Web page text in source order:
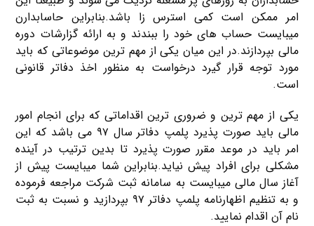
امر ممکن است کمی استرس زا باشد.بنابراین حاسابدارن
میبایست حساب های خود را ببندند و به ارائه گزارشات دوره
مالی بپردازند.در این میان یکی از مهم ترین موضوعاتی که باید
مورد توجه قرار گیرد درخواست به منظور اخذ دفاتر قانونی
است.
یکی از مهم ترین و ضروری ترین اقداماتی که برای انجام امور
مالی باید صورت پذیرد پلمپ دفاتر سال ۹۷ می باشد که این
امر باید در موعد مقرر صورت پذیرد تا بدین ترتیب در آینده
مشکلی برای افراد پیش نیاید.بنابراین شما میبایست پیش از
آغاز سال مالی میبایست به سامانه ثبت شرکت مراجعه فرموده
و به تنظیم اظهارنامه پلمپ دفاتر ۹۷ بپردازید و نسبت به ثبت
نام آن اقدام نمایید.